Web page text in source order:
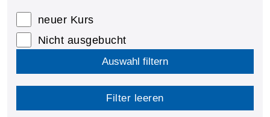
neuer Kurs
Nicht ausgebucht
Auswahl filtern
Filter leeren